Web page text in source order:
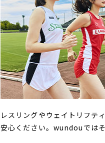
レスリングやウェイトリフテ
安心ください。wundouでは